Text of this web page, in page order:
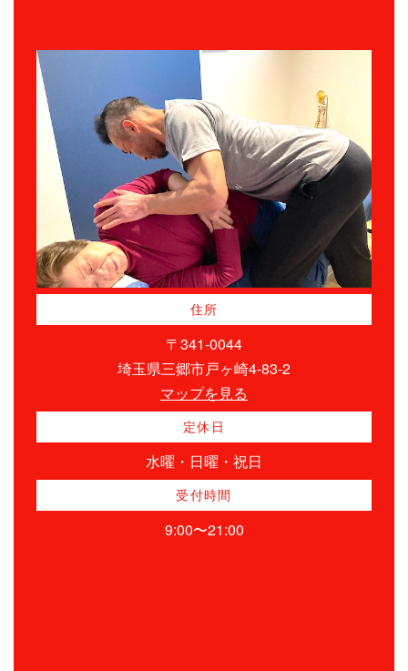
住所
〒341-0044
埼玉県三郷市戸ヶ崎4-83-2
マップを見る
定休日
水曜・日曜・祝日
受付時間
9:00〜21:00